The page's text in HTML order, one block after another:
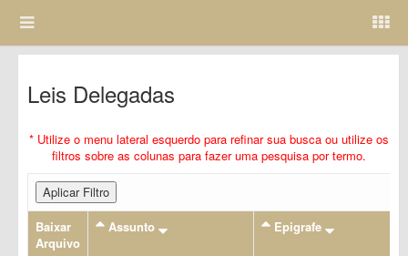
Leis Delegadas
* Utilize o menu lateral esquerdo para refinar sua busca ou utilize os
filtros sobre as colunas para fazer uma pesquisa por termo.
Aplicar Filtro
Baixar
Arquivo
Assunto Epigrafe